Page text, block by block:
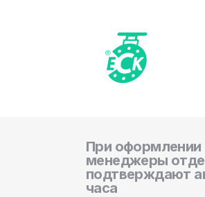
При оформлении
менеджеры
подтверждают
часа